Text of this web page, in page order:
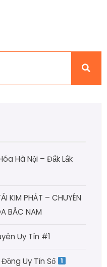
Hà Nội – Đắk Lắk
KIM PHÁT – CHUYÊN
BẮC NAM
Uy Tín #1
Uy Tín Số